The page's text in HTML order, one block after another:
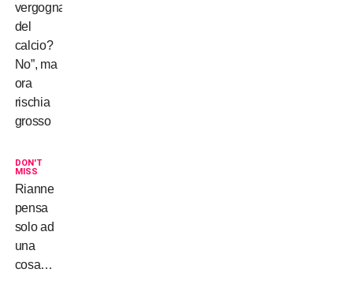
vergogna
del
calcio?
No”, ma
ora
rischia
grosso
DON'T
MISS
Rianne
pensa
solo ad
una
cosa…